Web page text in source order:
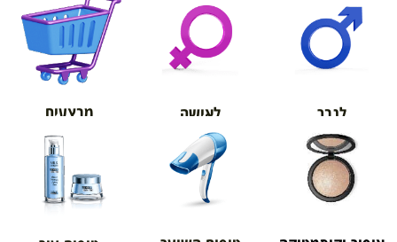
אורטופדיה
לגבר לאישה מבצעים